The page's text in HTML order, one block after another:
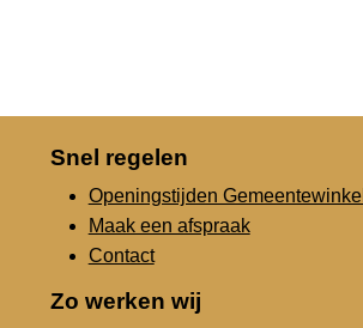
Snel regelen
Openingstijden Gemeentewinkel
Maak een afspraak
Contact
Zo werken wij